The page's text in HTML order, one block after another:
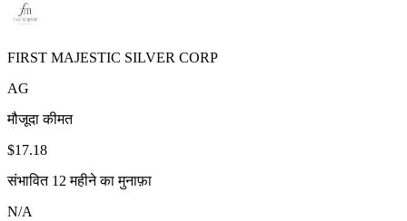
FIRST MAJESTIC SILVER CORP
AG
मौजूदा कीमत
$17.18
संभावित 12 महीने का मुनाफ़ा
N/A